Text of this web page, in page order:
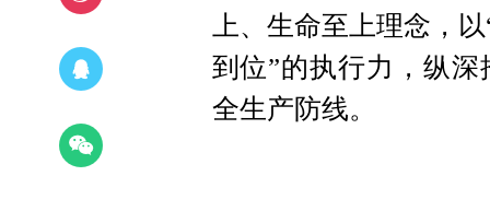
上、生命至上理念，
到位”的执行力，纵
全生产防线。